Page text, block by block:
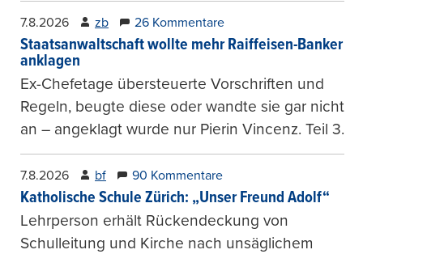
7.8.2026 zb 26 Kommentare
Staatsanwaltschaft wollte mehr Raiffeisen-Banker
anklagen
Ex-Chefetage übersteuerte Vorschriften und
Regeln, beugte diese oder wandte sie gar nicht
an – angeklagt wurde nur Pierin Vincenz. Teil 3.
7.8.2026 bf 90 Kommentare
Katholische Schule Zürich: „Unser Freund Adolf“
Lehrperson erhält Rückendeckung von
Schulleitung und Kirche nach unsäglichem